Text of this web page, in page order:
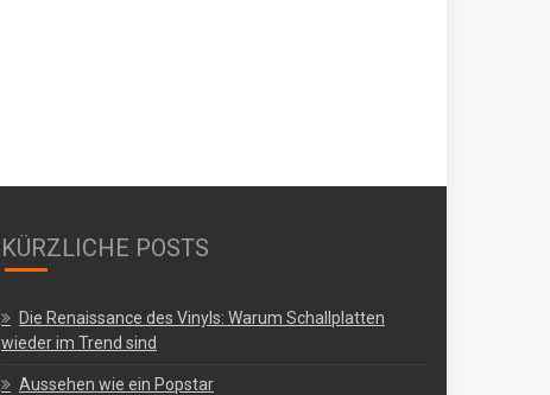
KÜRZLICHE POSTS
Die Renaissance des Vinyls: Warum Schallplatten
wieder im Trend sind
Aussehen wie ein Popstar